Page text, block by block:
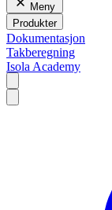
Meny
Produkter
Dokumentasjon
Takberegning
Isola Academy